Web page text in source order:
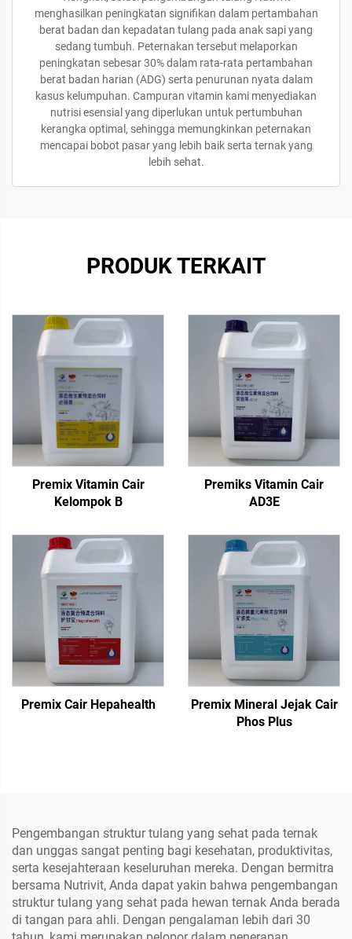
menghasilkan peningkatan signifikan dalam pertambahan
berat badan dan kepadatan tulang pada anak sapi yang
sedang tumbuh. Peternakan tersebut melaporkan
peningkatan sebesar 30% dalam rata-rata pertambahan
berat badan harian (ADG) serta penurunan nyata dalam
kasus kelumpuhan. Campuran vitamin kami menyediakan
nutrisi esensial yang diperlukan untuk pertumbuhan
kerangka optimal, sehingga memungkinkan peternakan
mencapai bobot pasar yang lebih baik serta ternak yang
lebih sehat.
PRODUK TERKAIT
Premix Vitamin Cair
Kelompok B
Premiks Vitamin Cair
AD3E
Premix Cair Hepahealth
Premix Mineral Jejak Cair
Phos Plus
Pengembangan struktur tulang yang sehat pada ternak
dan unggas sangat penting bagi kesehatan, produktivitas,
serta kesejahteraan keseluruhan mereka. Dengan bermitra
bersama Nutrivit, Anda dapat yakin bahwa pengembangan
struktur tulang yang sehat pada hewan ternak Anda berada
di tangan para ahli. Dengan pengalaman lebih dari 30